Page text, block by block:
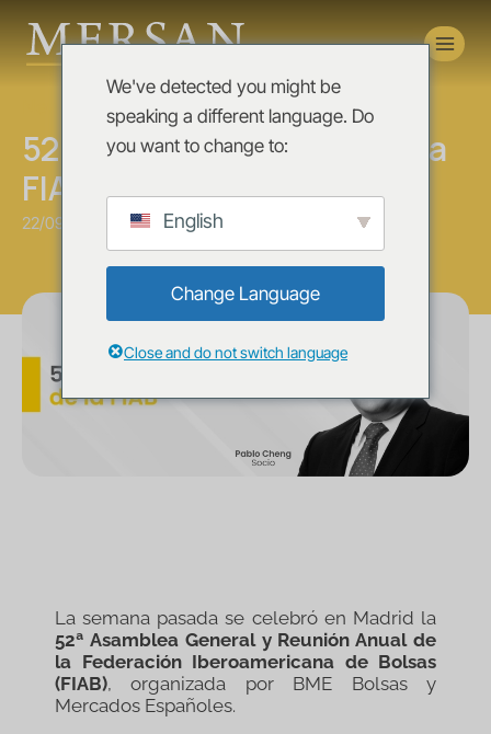
Novedades
52° Asamblea General de la
FIAB
22/09/2025
La semana pasada se celebró en Madrid la
52ª Asamblea General y Reunión Anual de
la Federación Iberoamericana de Bolsas
(FIAB), organizada por BME Bolsas y
Mercados Españoles.
We've detected you might be
speaking a different language. Do
you want to change to:
English
Change Language
Close and do not switch language